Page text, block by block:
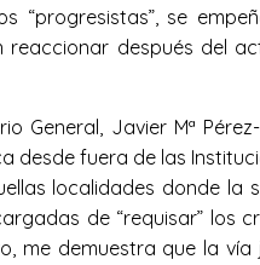
“progresistas”, se
después del
Javier Mª
fuera de las
localidades donde
de “requisar” los
me demuestra que la